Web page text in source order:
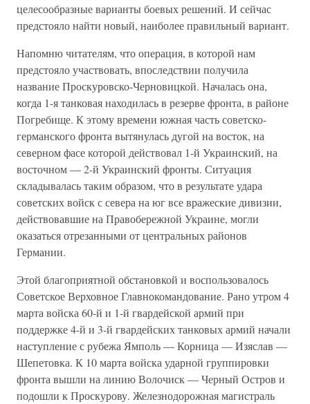
целесообразные варианты боевых решений. И сейчас
предстояло найти новый, наиболее правильный вариант.
Напомню читателям, что операция, в которой нам
предстояло участвовать, впоследствии получила
название Проскуровско-Черновицкой. Началась она,
когда 1-я танковая находилась в резерве фронта, в районе
Погребище. К этому времени южная часть советско-
германского фронта вытянулась дугой на восток, на
северном фасе которой действовал 1-й Украинский, на
восточном — 2-й Украинский фронты. Ситуация
складывалась таким образом, что в результате удара
советских войск с севера на юг все вражеские дивизии,
действовавшие на Правобережной Украине, могли
оказаться отрезанными от центральных районов
Германии.
Этой благоприятной обстановкой и воспользовалось
Советское Верховное Главнокомандование. Рано утром 4
марта войска 60-й и 1-й гвардейской армий при
поддержке 4-й и 3-й гвардейских танковых армий начали
наступление с рубежа Ямполь — Корница — Изяслав —
Шепетовка. К 10 марта войска ударной группировки
фронта вышли на линию Волочиск — Черный Остров и
подошли к Проскурову. Железнодорожная магистраль